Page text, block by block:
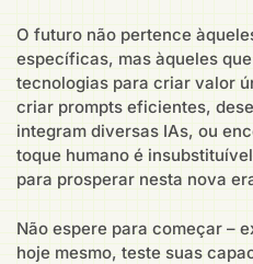
O futuro não pertence
específicas, mas àqueles
tecnologias para criar valor
criar prompts eficientes,
integram diversas IAs, ou
toque humano é
para prosperar nesta nova
Não espere para começar –
hoje mesmo, teste suas